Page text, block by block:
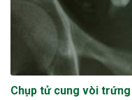
Chụp tử cung vòi